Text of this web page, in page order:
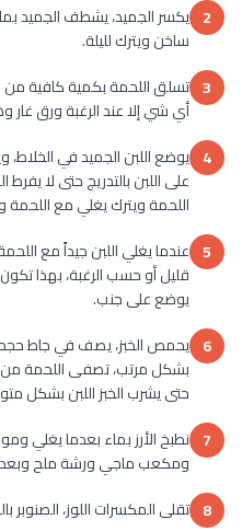
2 يكسر الجميد، يشطف الجميد
ساخن ويترك لليلة.
3 تسلق اللحمة بكمية كافية
أي شي إلا عند الرغبة ورق
4 يوضع اللبن الجميد في
على اللبن بالتدريج حتى لا
اللحمة ويترك يغلي مع اللحمة
5 عندما يغلي اللبن جيداً مع
قليل أو حسب الرغبة، بهذا
يوضع على جنب.
6 يحمص الخبز، يصف في جاط حجم
بشكل مرتب، تصفى اللحمة من
حتى يشرب الخبز اللبن بشكل
7 نطبخ الأرز بماء بعدما يغلي
ومكعب ماجي ورشة ملح وبعد
8 تقلى المكسرات اللوز، الصنوبر